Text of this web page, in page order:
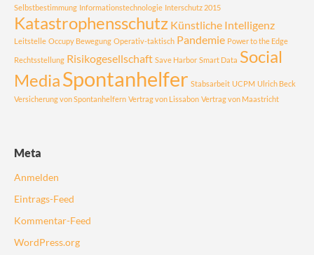
Selbstbestimmung Informationstechnologie Interschutz 2015
Katastrophensschutz Künstliche Intelligenz
Leitstelle Occupy Bewegung Operativ-taktisch Pandemie Power to the Edge
Rechtsstellung Risikogesellschaft Save Harbor Smart Data Social
MediaSpontanhelfer Stabsarbeit UCPM Ulrich Beck
Versicherung von Spontanhelfern Vertrag von Lissabon Vertrag von Maastricht
Meta
Anmelden
Eintrags-Feed
Kommentar-Feed
WordPress.org